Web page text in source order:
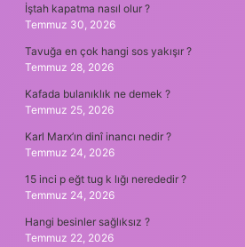
İştah kapatma nasıl olur ?
Temmuz 30, 2026
Tavuğa en çok hangi sos yakışır ?
Temmuz 28, 2026
Kafada bulanıklık ne demek ?
Temmuz 25, 2026
Karl Marx’ın dinî inancı nedir ?
Temmuz 24, 2026
15 inci p eğt tug k lığı nerededir ?
Temmuz 24, 2026
Hangi besinler sağlıksız ?
Temmuz 22, 2026